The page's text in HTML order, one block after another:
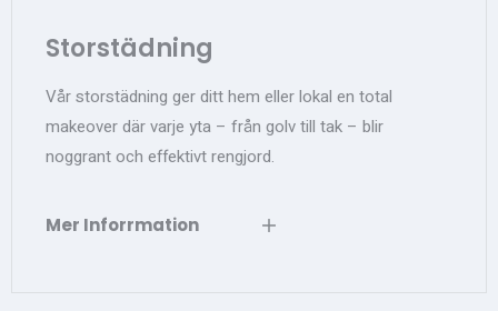
Storstädning
Vår storstädning ger ditt hem eller lokal en total
makeover där varje yta – från golv till tak – blir
noggrant och effektivt rengjord.
Mer Inforrmation